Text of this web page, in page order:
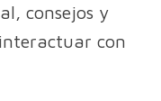
consejos y
con